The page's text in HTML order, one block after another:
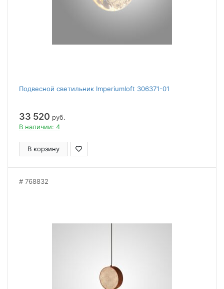
Подвесной светильник Imperiumloft 306371-01
33 520 руб.
В наличии: 4
В корзину
768832